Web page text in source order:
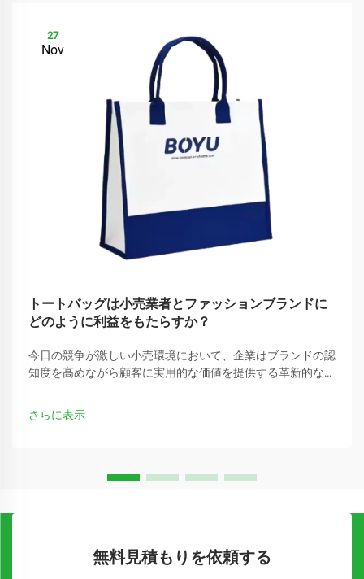
27
Nov
トートバッグは小売業者とファッションブランドに
どのように利益をもたらすか？
今日の競争が激しい小売環境において、企業はブランドの認
知度を高めながら顧客に実用的な価値を提供する革新的な方
多用途で効果的なマーケティングツールの一つとして注目さ
れています。
さらに表示
無料見積もりを依頼する